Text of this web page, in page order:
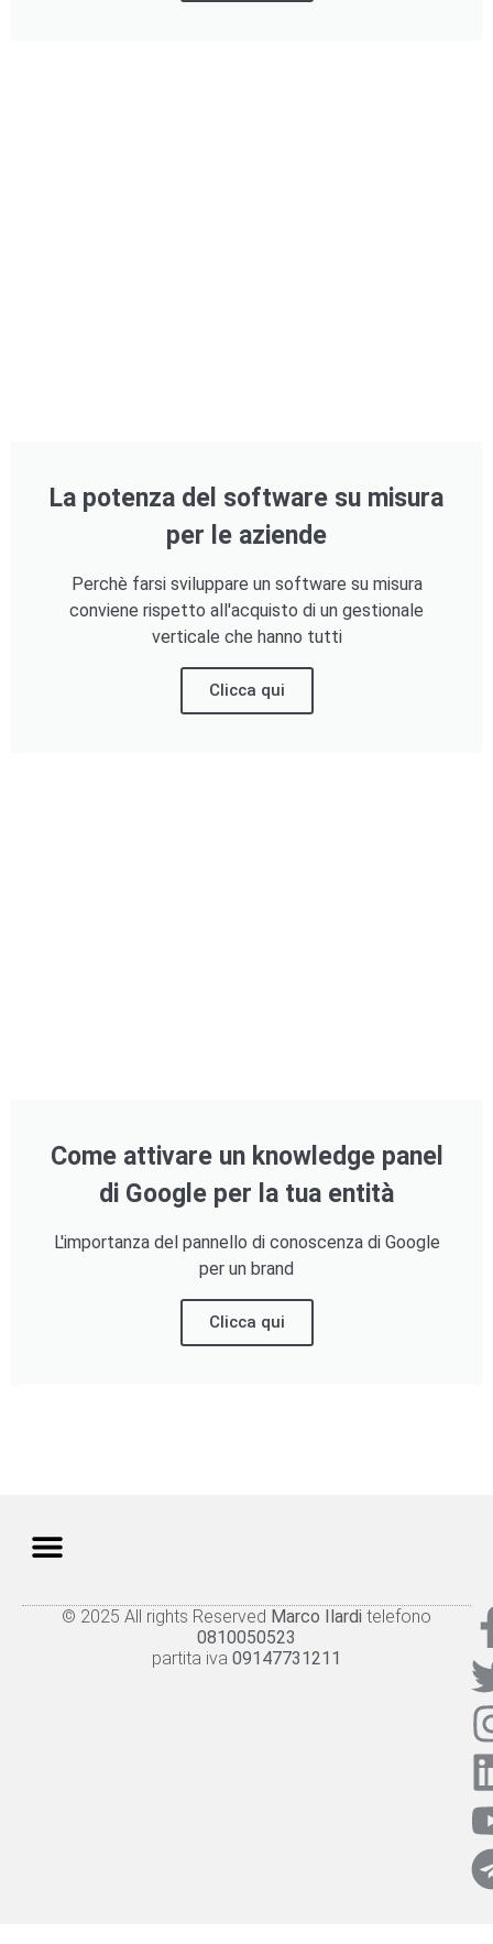
La potenza del software su misura
per le aziende
Perchè farsi sviluppare un software su misura
conviene rispetto all'acquisto di un gestionale
verticale che hanno tutti
Clicca qui
Come attivare un knowledge panel
di Google per la tua entità
L'importanza del pannello di conoscenza di Google
per un brand
Clicca qui
© 2025 All rights Reserved Marco Ilardi telefono
0810050523
partita iva 09147731211